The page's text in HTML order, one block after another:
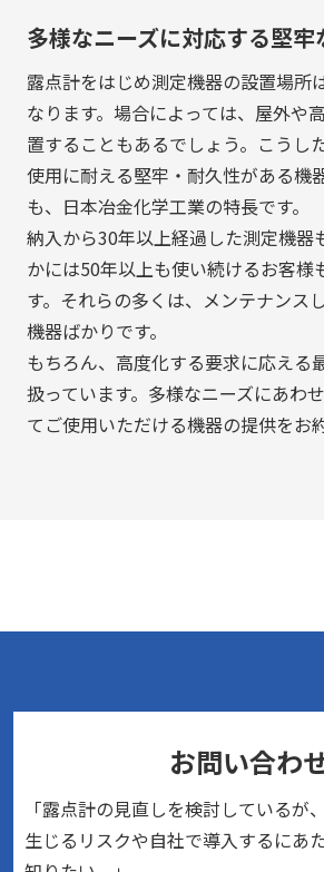
多様なニーズに対応する堅牢
露点計をはじめ測定機器の設置場所
なります。場合によっては、屋外や
置することもあるでしょう。こうし
使用に耐える堅牢・耐久性がある機
も、日本冶金化学工業の特長です。
納入から30年以上経過した測定機器
かには50年以上も使い続けるお客様
す。それらの多くは、メンテナンス
機器ばかりです。
もちろん、高度化する要求に応える
扱っています。多様なニーズにあわ
てご使用いただける機器の提供をお
お問い合わ
「露点計の見直しを検討しているが
生じるリスクや自社で導入するにあ